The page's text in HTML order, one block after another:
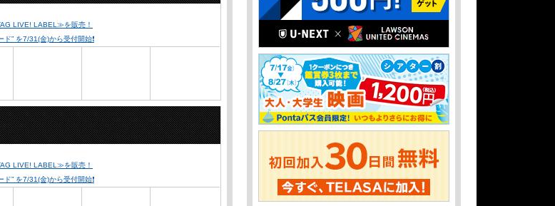
LIVE! LABEL≫を販売！
” を7/31(金)から受付開始❗️
LIVE! LABEL≫を販売！
” を7/31(金)から受付開始❗️